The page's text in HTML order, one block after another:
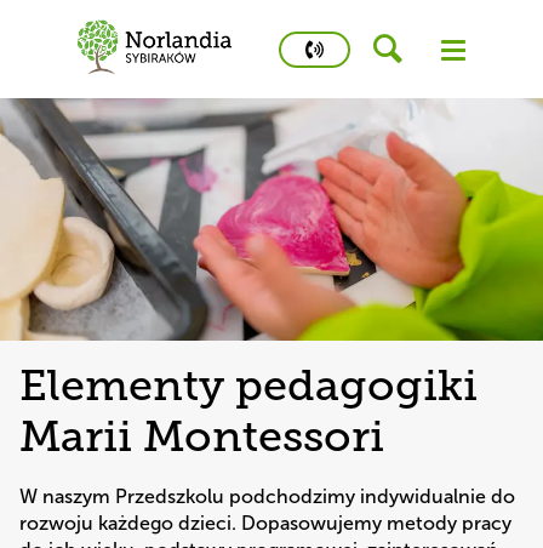
phone
458
426
Kidstime
Elementy pedagogiki
Marii Montessori
W naszym Przedszkolu podchodzimy indywidualnie do
rozwoju każdego dzieci. Dopasowujemy metody pracy